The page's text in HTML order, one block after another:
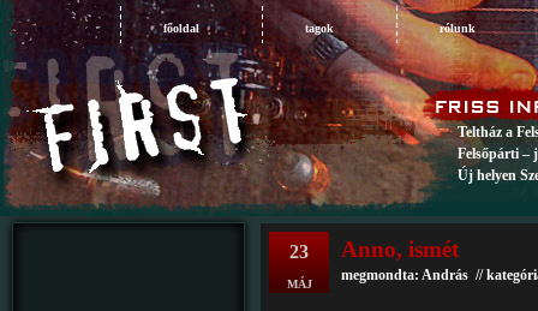
főoldal tagok rólunk
Teltház a
Felsőpárti –
Új helyen
23
MÁJ
Anno, ismét
megmondta: András //